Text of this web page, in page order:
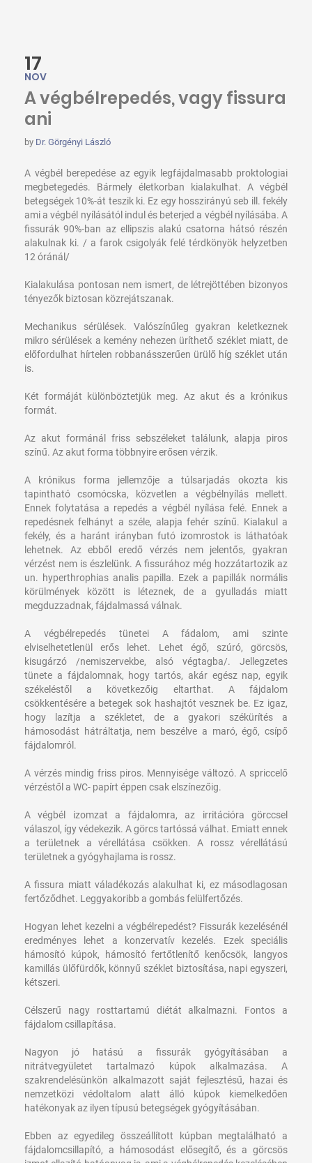
17
NOV
A végbélrepedés, vagy fissura
ani
by Dr. Görgényi László
A végbél berepedése az egyik legfájdalmasabb proktologiai
megbetegedés. Bármely életkorban kialakulhat. A végbél
betegségek 10%-át teszik ki. Ez egy hosszirányú seb ill. fekély
ami a végbél nyílásától indul és beterjed a végbél nyílásába. A
fissurák 90%-ban az ellipszis alakú csatorna hátsó részén
alakulnak ki. / a farok csigolyák felé térdkönyök helyzetben
12 óránál/
Kialakulása pontosan nem ismert, de létrejöttében bizonyos
tényezők biztosan közrejátszanak.
Mechanikus sérülések. Valószínűleg gyakran keletkeznek
mikro sérülések a kemény nehezen üríthető széklet miatt, de
előfordulhat hírtelen robbanásszerűen ürülő híg széklet után
is.
Két formáját különböztetjük meg. Az akut és a krónikus
formát.
Az akut formánál friss sebszéleket találunk, alapja piros
színű. Az akut forma többnyire erősen vérzik.
A krónikus forma jellemzője a túlsarjadás okozta kis
tapintható csomócska, közvetlen a végbélnyílás mellett.
Ennek folytatása a repedés a végbél nyílása felé. Ennek a
repedésnek felhányt a széle, alapja fehér színű. Kialakul a
fekély, és a haránt irányban futó izomrostok is láthatóak
lehetnek. Az ebből eredő vérzés nem jelentős, gyakran
vérzést nem is észlelünk. A fissurához még hozzátartozik az
un. hyperthrophias analis papilla. Ezek a papillák normális
körülmények között is léteznek, de a gyulladás miatt
megduzzadnak, fájdalmassá válnak.
A végbélrepedés tüneteiA fádalom, ami szinte
elviselhetetlenül erős lehet. Lehet égő, szúró, görcsös,
kisugárzó /nemiszervekbe, alsó végtagba/. Jellegzetes
tünete a fájdalomnak, hogy tartós, akár egész nap, egyik
székeléstől a következőig eltarthat. A fájdalom
csökkentésére a betegek sok hashajtót vesznek be. Ez igaz,
hogy lazítja a székletet, de a gyakori székürítés a
hámosodást hátráltatja, nem beszélve a maró, égő, csípő
fájdalomról.
A vérzés mindig friss piros. Mennyisége változó. A spriccelő
vérzéstől a WC- papírt éppen csak elszínezőig.
A végbél izomzat a fájdalomra, az irritációra görccsel
válaszol, így védekezik. A görcs tartóssá válhat. Emiatt ennek
a területnek a vérellátása csökken. A rossz vérellátású
területnek a gyógyhajlama is rossz.
A fissura miatt váladékozás alakulhat ki, ez másodlagosan
fertőződhet. Leggyakoribb a gombás felülfertőzés.
Hogyan lehet kezelni a végbélrepedést? Fissurák kezelésénél
eredményes lehet a konzervatív kezelés. Ezek speciális
hámosító kúpok, hámosító fertőtlenítő kenőcsök, langyos
kamillás ülőfürdők, könnyű széklet biztosítása, napi egyszeri,
kétszeri.
Célszerű nagy rosttartamú diétát alkalmazni. Fontos a
fájdalom csillapítása.
Nagyon jó hatású a fissurák gyógyításában a
nitrátvegyületet tartalmazó kúpok alkalmazása. A
szakrendelésünkön alkalmazott saját fejlesztésű, hazai és
nemzetközi védoltalom alatt álló kúpok kiemelkedően
hatékonyak az ilyen típusú betegségek gyógyításában.
Ebben az egyedileg összeállított kúpban megtalálható a
fájdalomcsillapító, a hámosodást elősegítő, és a görcsös